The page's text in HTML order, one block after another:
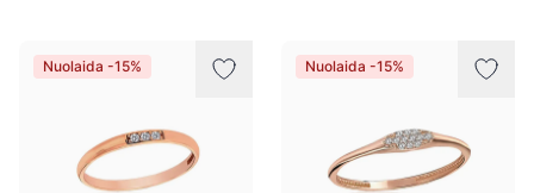
Nuolaida -15% Nuolaida -15%